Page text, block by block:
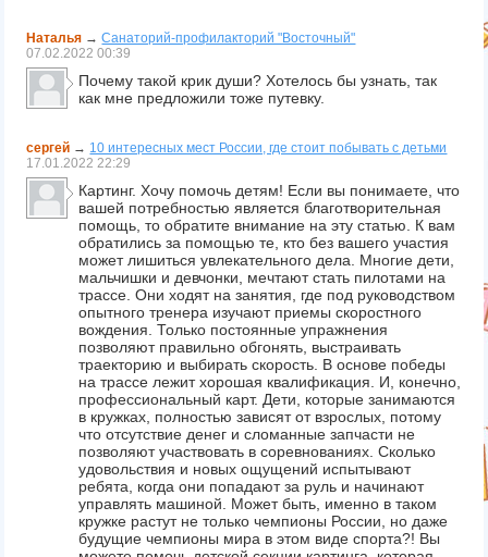
Наталья →Санаторий-профилакторий "Восточный"
07.02.2022 00:39
Почему такой крик души? Хотелось бы узнать, так
как мне предложили тоже путевку.
сергей → 10 интересных мест России, где стоит побывать с детьми
17.01.2022 22:29
Картинг. Хочу помочь детям! Если вы понимаете, что
вашей потребностью является благотворительная
помощь, то обратите внимание на эту статью. К вам
обратились за помощью те, кто без вашего участия
может лишиться увлекательного дела. Многие дети,
мальчишки и девчонки, мечтают стать пилотами на
трассе. Они ходят на занятия, где под руководством
опытного тренера изучают приемы скоростного
вождения. Только постоянные упражнения
позволяют правильно обгонять, выстраивать
траекторию и выбирать скорость. В основе победы
на трассе лежит хорошая квалификация. И, конечно,
профессиональный карт. Дети, которые занимаются
в кружках, полностью зависят от взрослых, потому
что отсутствие денег и сломанные запчасти не
позволяют участвовать в соревнованиях. Сколько
удовольствия и новых ощущений испытывают
ребята, когда они попадают за руль и начинают
управлять машиной. Может быть, именно в таком
кружке растут не только чемпионы России, но даже
будущие чемпионы мира в этом виде спорта?! Вы